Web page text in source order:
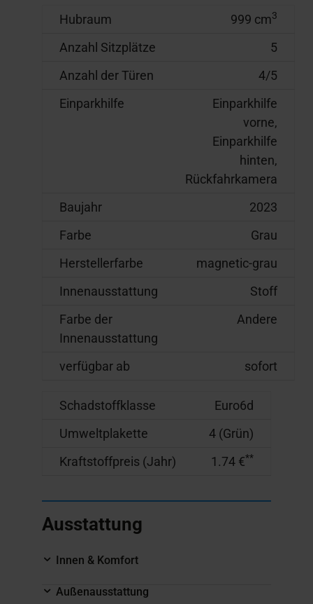
Hubraum 999 cm3
Anzahl Sitzplätze
5
Anzahl der Türen
4/5
Einparkhilfe
Einparkhilfe
vorne,
Einparkhilfe
hinten,
Rückfahrkamera
Baujahr
2023
Farbe
Grau
Herstellerfarbe
magnetic-grau
Innenausstattung
Stoff
Farbe der
Innenausstattung
Andere
verfügbar ab sofort
Schadstoffklasse
Euro6d
Umweltplakette
4 (Grün)
Kraftstoffpreis (Jahr)
1.74 €**
Ausstattung
Innen & Komfort
Außenausstattung